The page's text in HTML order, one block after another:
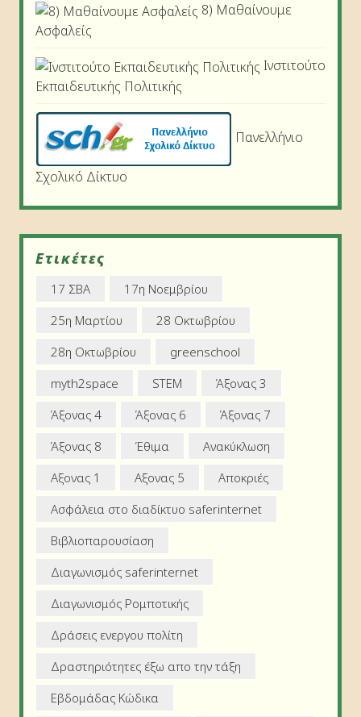
8) Μαθαίνουμε
Ασφαλείς
Ινστιτούτο
Εκπαιδευτικής Πολιτικής
Πανελλήνιο
Σχολικό Δίκτυο
Ετικέτες
17 ΣΒΑ
17η Νοεμβρίου
25η Μαρτίου
28 Οκτωβρίου
28η Οκτωβρίου
greenschool
myth2space
STEM
Άξονας 3
Άξονας 4
Άξονας 6
Άξονας 7
Άξονας 8
Έθιμα
Ανακύκλωση
Αξονας 1
Αξονας 5
Αποκριές
Ασφάλεια στο διαδίκτυο saferinternet
Βιβλιοπαρουσίαση
Διαγωνισμός saferinternet
Διαγωνισμός Ρομποτικής
Δράσεις ενεργου πολίτη
Δραστηριότητες έξω απο την τάξη
Εβδομάδας Κώδικα